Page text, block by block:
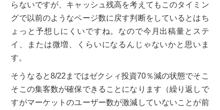
らないですが、キャッシュ残高を考えてもこのタイミン
グで以前のようなページ数に戻す判断をしているとはち
ょっと予想しにくいですね。なので今月出稿量とステ
イ、または微増、くらいになるんじゃないかと思いま
す。
そうなると8/22まではゼクシィ投資70％減の状態でそこ
そこの集客数が確保できることになります（繰り返しで
すがマーケットのユーザー数が激減していないことが前